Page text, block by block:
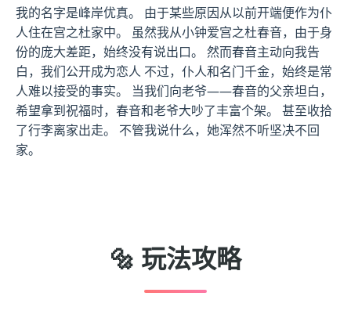
我的名字是峰岸优真。 由于某些原因从以前开端便作为仆
人住在宫之杜家中。 虽然我从小钟爱宫之杜春音，由于身
份的庞大差距，始终没有说出口。 然而春音主动向我告
白，我们公开成为恋人 不过，仆人和名门千金，始终是常
人难以接受的事实。 当我们向老爷——春音的父亲坦白，
希望拿到祝福时，春音和老爷大吵了丰富个架。 甚至收拾
了行李离家出走。 不管我说什么，她浑然不听坚决不回
家。
🔩 玩法攻略